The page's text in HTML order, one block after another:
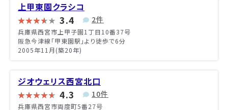
上甲東園クラシコ
3.4 2件
兵庫県西宮市上甲子園1丁目10番37号
阪急今津線「甲東園駅」より徒歩で6分
2005年11月(築20年)
ジオウェリス西宮北口
4.3 10件
兵庫県西宮市両度町5番27号